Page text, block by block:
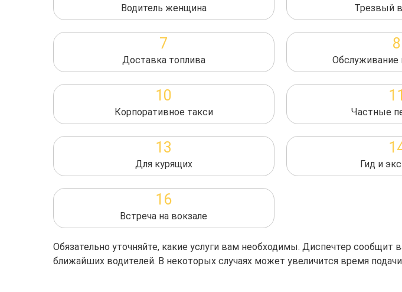
Водитель женщина Трезвый
7
Доставка топлива
8
Обслуживание
10
Корпоративное такси
11
Частные
13
Для курящих Гид и
16
Встреча на вокзале
Обязательно уточняйте, какие услуги вам необходимы. Диспечтер
ближайших водителей. В некоторых случаях может увеличится время